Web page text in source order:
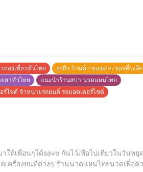
ท่องเที่ยวทั่วไทย ธุรกิจ ร้านค้า ของฝาก ของที่ระลึก
ยยาทั่วไทย
แนะนำร้านสปา นวดแผนไทย
ร์ไซต์ จำหน่ายรถยนต์ รถมอตเตอร์ไซต์
ที่ยวในวันหยุดยาวนี้ไปเลอ